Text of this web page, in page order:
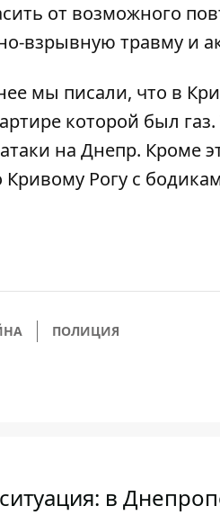
от возможного
взрывную травму и
мы писали, что в
которой был газ
на Днепр. Кроме
Кривому Рогу с
ПОЛИЦИЯ
в